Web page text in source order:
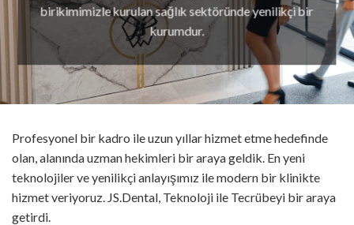
birikimimizle kurulan sağlık sektöründe yenilikçi bir
kurumdur.
Profesyonel bir kadro ile uzun yıllar hizmet etme hedefinde
olan, alanında uzman hekimleri bir araya geldik. En yeni
teknolojiler ve yenilikçi anlayışımız ile modern bir klinikte
hizmet veriyoruz. JS.Dental, Teknoloji ile Tecrübeyi bir araya
getirdi.